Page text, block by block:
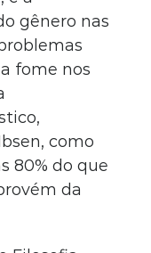
gênero nas
fome nos
como
80% do que
da